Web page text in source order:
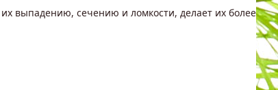
их выпадению, сечению и ломкости, делает их более